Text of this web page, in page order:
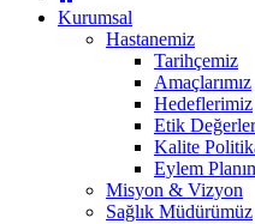
Kurumsal
Hastanemiz
Tarihçemiz
Amaçlarımız
Hedeflerimiz
Etik
Kalite
Eylem
Misyon & Vizyon
Sağlık Müdürümüz